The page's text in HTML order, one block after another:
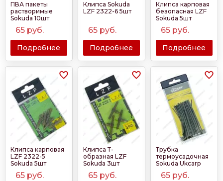
ПВА пакеты
растворимые
Sokuda 10шт
65 руб.
Подробнее
Клипса Sokuda
LZF 2322-6 5шт
65 руб.
Подробнее
Клипса карповая
безопасная LZF
Sokuda 5шт
65 руб.
Подробнее
Клипса карповая
LZF 2322-5
Sokuda 5шт
65 руб.
Клипса Т-
образная LZF
Sokuda 3шт
65 руб.
Трубка
термоусадочная
Sokuda Ukcarp
20шт
65 руб.